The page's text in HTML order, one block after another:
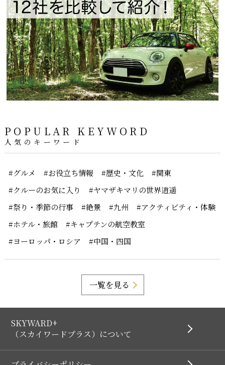
POPULAR KEYWORD
人気のキーワード
#グルメ #お役立ち情報 #歴史・文化
#関東
#クルーのお気に入り
#ヤマザキマリの世界逍遥
#祭り・季節の行事
#絶景 #九州
#アクティビティ・体験
#ホテル・旅館
#キャプテンの航空教室
#ヨーロッパ・ロシア
#中国・四国
一覧を見る
SKYWARD+
（スカイワードプラス）について